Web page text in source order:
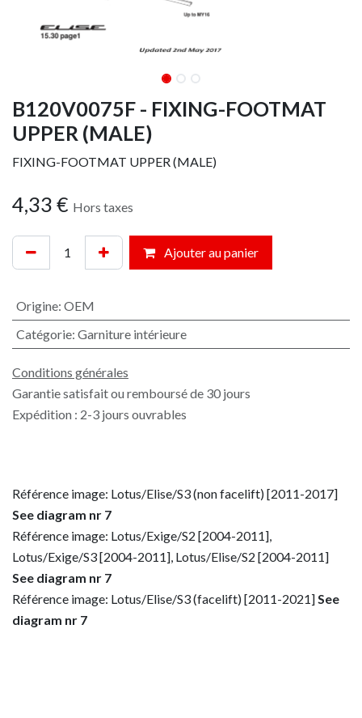
B120V0075F - FIXING-FOOTMAT
UPPER (MALE)
FIXING-FOOTMAT UPPER (MALE)
4,33 € Hors taxes
Ajouter au panier
Origine: OEM
Catégorie: Garniture intérieure
Conditions générales
Garantie satisfait ou remboursé de 30 jours
Expédition : 2-3 jours ouvrables
Référence image: Lotus/Elise/S3 (non facelift) [2011-2017]
See diagram nr 7
Référence image: Lotus/Exige/S2 [2004-2011],
Lotus/Exige/S3 [2004-2011], Lotus/Elise/S2 [2004-2011]
See diagram nr 7
Référence image: Lotus/Elise/S3 (facelift) [2011-2021]See
diagram nr 7